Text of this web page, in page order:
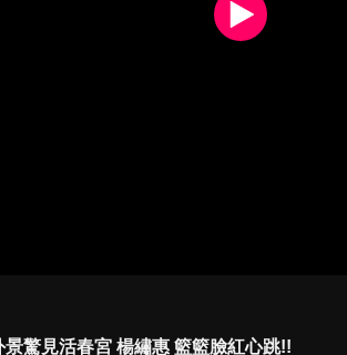
驚見活春宮 楊繡惠 籃籃臉紅心跳!!